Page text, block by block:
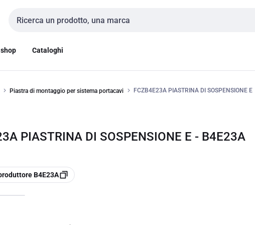
Cerca input
Cataloghi
Piastra di montaggio per sistema portacavi FCZB4E23A PIASTRINA DI SOSPENSIONE E
PIASTRINA DI SOSPENSIONE E - B4E23A
B4E23A